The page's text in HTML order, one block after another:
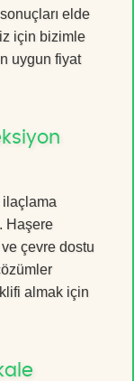
elde
için bizimle
uygun fiyat
ilaçlama
Haşere
çevre dostu
almak için